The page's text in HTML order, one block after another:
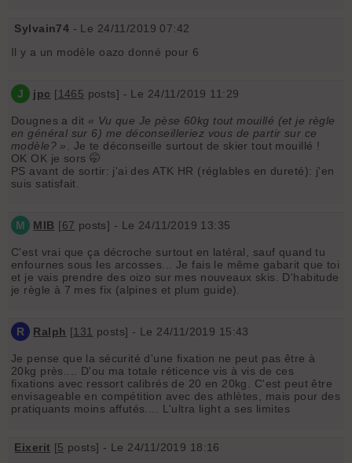
Sylvain74 - Le 24/11/2019 07:42
Il y a un modèle oazo donné pour 6
J jpc [1465 posts] - Le 24/11/2019 11:29
Dougnes a dit « Vu que Je pèse 60kg tout mouillé (et je règle
en général sur 6) me déconseilleriez vous de partir sur ce
modèle? »
. Je te déconseille surtout de skier tout mouillé !
OK OK je sors 🤭
PS avant de sortir: j'ai des ATK HR (réglables en dureté): j'en
suis satisfait.
M MIB [67 posts] - Le 24/11/2019 13:35
C'est vrai que ça décroche surtout en latéral, sauf quand tu
enfournes sous les arcosses... Je fais le même gabarit que toi
et je vais prendre des oizo sur mes nouveaux skis. D'habitude
je règle à 7 mes fix (alpines et plum guide).
R Ralph [131 posts] - Le 24/11/2019 15:43
Je pense que la sécurité d'une fixation ne peut pas être à
20kg près.... D'ou ma totale réticence vis à vis de ces
fixations avec ressort calibrés de 20 en 20kg. C'est peut être
envisageable en compétition avec des athlètes, mais pour des
pratiquants moins affutés.... L'ultra light a ses limites
Eixerit [5 posts] - Le 24/11/2019 18:16